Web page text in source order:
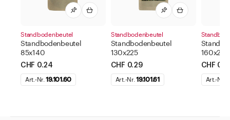
Standbodenbeutel
Standbodenbeutel
85x140
CHF 0.24
Art.-Nr.19.101.60
Standbodenbeutel
Standbodenbeutel
130x225
CHF 0.29
Art.-Nr.19.101.61
160x270
CHF
Art.-Nr.